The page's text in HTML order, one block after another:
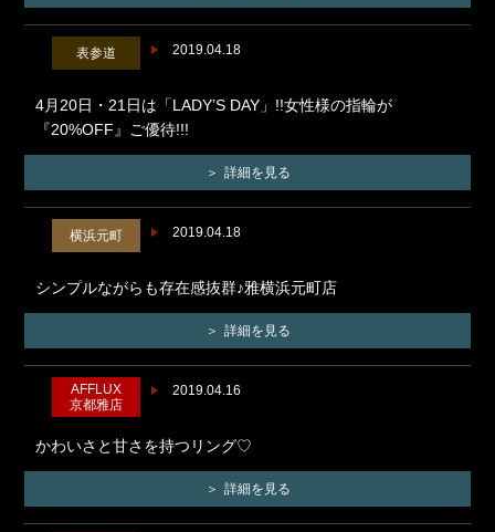
2019.04.18
表参道
4月20日・21日は「LADY’S DAY」!!女性様の指輪が
『20%OFF』ご優待!!!
詳細を見る
2019.04.18
横浜元町
シンプルながらも存在感抜群♪雅横浜元町店
詳細を見る
2019.04.16
AFFLUX
京都雅店
かわいさと甘さを持つリング♡
詳細を見る